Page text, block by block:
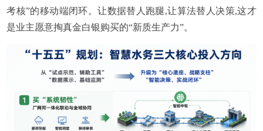
考核”的移动端闭环。让数据替人跑腿,让算法替人决策,这才
是业主愿意掏真金白银购买的“新质生产力”。